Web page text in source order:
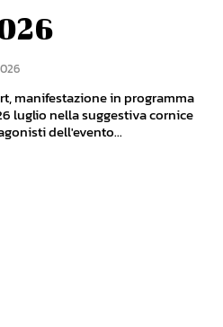
manifestazione in programma
luglio nella suggestiva cornice
dell'evento...